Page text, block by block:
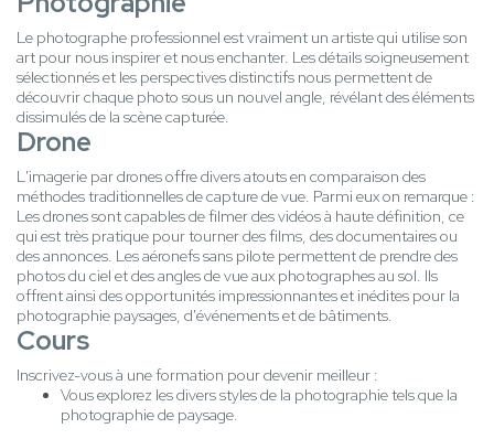
Le photographe professionnel est vraiment un artiste qui utilise son
art pour nous inspirer et nous enchanter. Les détails soigneusement
sélectionnés et les perspectives distinctifs nous permettent de
découvrir chaque photo sous un nouvel angle, révélant des éléments
dissimulés de la scène capturée.
Drone
L'imagerie par drones offre divers atouts en comparaison des
méthodes traditionnelles de capture de vue. Parmi eux on remarque :
Les drones sont capables de filmer des vidéos à haute définition, ce
qui est très pratique pour tourner des films, des documentaires ou
des annonces. Les aéronefs sans pilote permettent de prendre des
photos du ciel et des angles de vue aux photographes au sol. Ils
offrent ainsi des opportunités impressionnantes et inédites pour la
photographie paysages, d'événements et de bâtiments.
Cours
Inscrivez-vous à une formation pour devenir meilleur :
Vous explorez les divers styles de la photographie tels que la
photographie de paysage.